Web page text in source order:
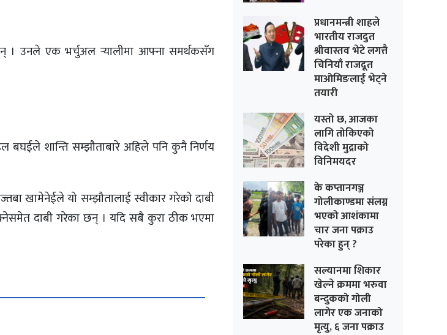
छन् । उनले एक भर्चुअल र्‍यालीमा आफ्ना समर्थकसँग
बघईले शान्ति सम्झौताबारे अहिले पनि कुनै निर्णय
खामेनेईले यो सम्झौतालाई स्वीकार गरेको दाबी
दाबी गरेका छन् । यदि सबै कुरा ठीक भएमा
प्रधानमन्त्री शाहले
भारतीय राजदुत
श्रीवास्तव भेटे लगत्तै
चिनियाँ राजदूत
माओमिङलाई भेट्ने
तयारी
यस्तो छ, आजका
लागि तोकिएको
विदेशी मुद्राको
विनिमयदर
के कप्तानगञ्ज
गोलीकाण्डमा संलग्न
भएको आशंकामा
चार जना पक्राउ
परेका हुन् ?
सल्यानमा शिकार
खेल्ने क्रममा भरुवा
बन्दुकको गोली
लागेर एक जनाको
मृत्यु, ६ जना पक्राउ